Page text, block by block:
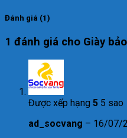
Đánh giá (1)
1 đánh giá cho Giày
Được xếp hạng 5 5 sao
ad_socvang – 16/07/